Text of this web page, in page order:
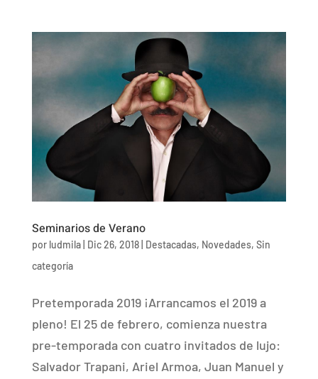
Seminarios de Verano
por ludmila| Dic 26, 2018| Destacadas, Novedades, Sin
categoría
Pretemporada 2019 ¡Arrancamos el 2019 a
pleno! El 25 de febrero, comienza nuestra
pre-temporada con cuatro invitados de lujo:
Salvador Trapani, Ariel Armoa, Juan Manuel y